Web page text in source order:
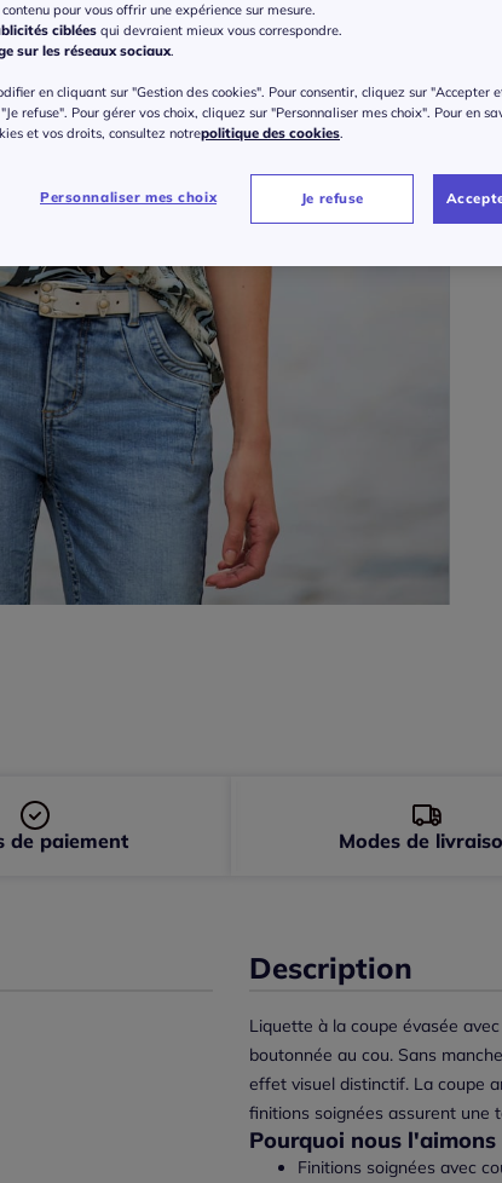
38
42
35
Description
Liquette à la coupe évasée
boutonnée au cou. Sans
effet visuel distinctif. La coupe
finitions soignées assurent une
Pourquoi nous l'aimons
Finitions soignées avec
de paiement Modes de
pour vous offrir une expérience sur mesure.
ciblées qui devraient mieux vous correspondre.
sur les réseaux sociaux.
en cliquant sur "Gestion des cookies". Pour consentir, cliquez sur "Accepter
refuse". Pour gérer vos choix, cliquez sur "Personnaliser mes choix". Pour en
et vos droits, consultez notrepolitique des cookies.
Personnaliser mes choix Je refuse